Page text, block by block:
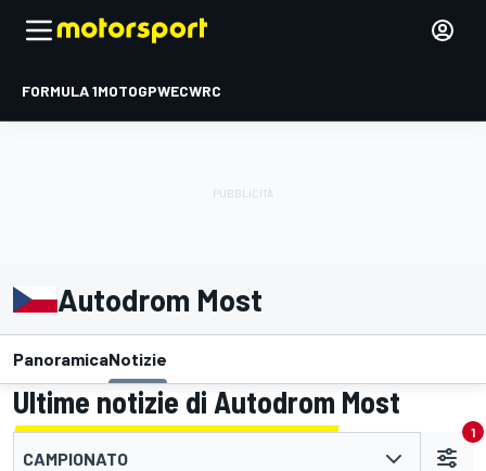
FORMULA 1MOTOGPWECWRC
Autodrom Most
PanoramicaNotizie
Ultime notizie di Autodrom Most
CAMPIONATO
1